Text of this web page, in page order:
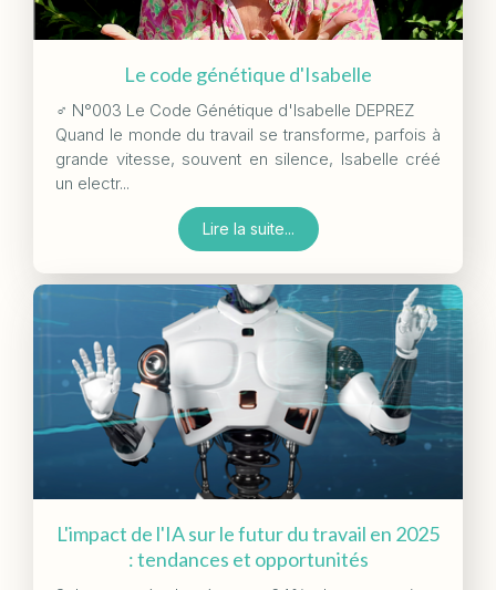
Le code génétique d'Isabelle
‍♂️ N°003 Le Code Génétique d'Isabelle DEPREZ
Quand le monde du travail se transforme, parfois à
grande vitesse, souvent en silence, Isabelle créé
un electr...
Lire la suite...
L'impact de l'IA sur le futur du travail en 2025
: tendances et opportunités